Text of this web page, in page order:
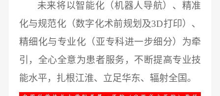
未来将以智能化（机器人导航）、精准
化与规范化（数字化术前规划及3D打印）、
精细化与专业化（亚专科进一步细分）为牵
引，全心全意为患者服务，不断提高专业技
能水平，扎根江淮、立足华东、辐射全国。